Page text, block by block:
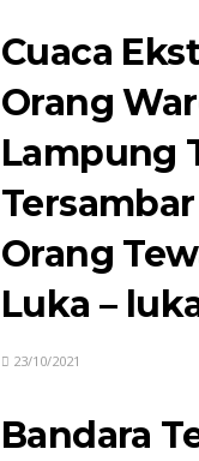
Cuaca
Orang
Lampung
Orang
Luka –
23/10/2021
Bandara